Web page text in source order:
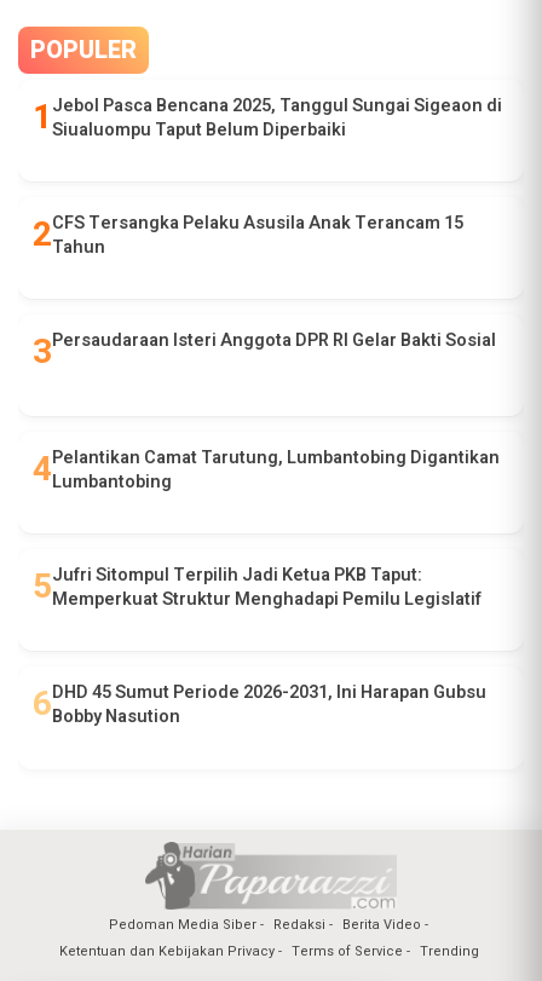
POPULER
Jebol Pasca Bencana 2025, Tanggul Sungai Sigeaon di
Siualuompu Taput Belum Diperbaiki
CFS Tersangka Pelaku Asusila Anak Terancam 15
Tahun
Persaudaraan Isteri Anggota DPR RI Gelar Bakti Sosial
Pelantikan Camat Tarutung, Lumbantobing Digantikan
Lumbantobing
Jufri Sitompul Terpilih Jadi Ketua PKB Taput:
Memperkuat Struktur Menghadapi Pemilu Legislatif
DHD 45 Sumut Periode 2026-2031, Ini Harapan Gubsu
Bobby Nasution
Pedoman Media Siber Redaksi
Berita Video
Ketentuan dan Kebijakan Privacy
Terms of Service Trending